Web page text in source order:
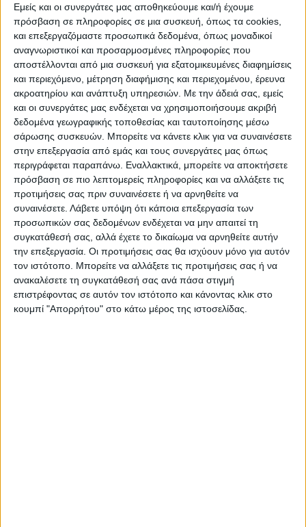
Εμείς και οι συνεργάτες μας αποθηκεύουμε και/ή έχουμε
πρόσβαση σε πληροφορίες σε μια συσκευή, όπως τα cookies,
και επεξεργαζόμαστε προσωπικά δεδομένα, όπως μοναδικοί
αναγνωριστικοί και προσαρμοσμένες πληροφορίες που
αποστέλλονται από μια συσκευή για εξατομικευμένες διαφημίσεις
και περιεχόμενο, μέτρηση διαφήμισης και περιεχομένου, έρευνα
ακροατηρίου και ανάπτυξη υπηρεσιών. Με την άδειά σας, εμείς
και οι συνεργάτες μας ενδέχεται να χρησιμοποιήσουμε ακριβή
δεδομένα γεωγραφικής τοποθεσίας και ταυτοποίησης μέσω
σάρωσης συσκευών. Μπορείτε να κάνετε κλικ για να συναινέσετε
στην επεξεργασία από εμάς και τους συνεργάτες μας όπως
περιγράφεται παραπάνω. Εναλλακτικά, μπορείτε να αποκτήσετε
πρόσβαση σε πιο λεπτομερείς πληροφορίες και να αλλάξετε τις
προτιμήσεις σας πριν συναινέσετε ή να αρνηθείτε να
συναινέσετε. Λάβετε υπόψη ότι κάποια επεξεργασία των
προσωπικών σας δεδομένων ενδέχεται να μην απαιτεί τη
συγκατάθεσή σας, αλλά έχετε το δικαίωμα να αρνηθείτε αυτήν
την επεξεργασία. Οι προτιμήσεις σας θα ισχύουν μόνο για αυτόν
τον ιστότοπο. Μπορείτε να αλλάξετε τις προτιμήσεις σας ή να
ανακαλέσετε τη συγκατάθεσή σας ανά πάσα στιγμή
επιστρέφοντας σε αυτόν τον ιστότοπο και κάνοντας κλικ στο
κουμπί "Απορρήτου" στο κάτω μέρος της ιστοσελίδας.
Στον παλμό του Ποδηλατικού Γύρου Ελλάδος
χτυπά η καρδιά της Λάρισας - Δυνατό μήνυμα
από μαθητές και διοργανωτές από την Κεντρική
πλατεία